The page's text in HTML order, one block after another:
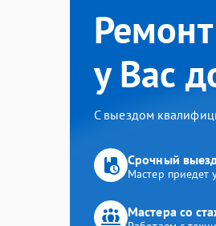
у Вас
С выездом
Срочный
Мастер приедет
Мастера со